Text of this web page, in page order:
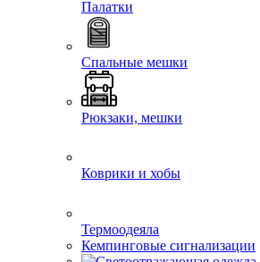
Палатки
Спальные мешки
Рюкзаки, мешки
Коврики и хобы
Термоодеяла
Кемпинговые сигнализации